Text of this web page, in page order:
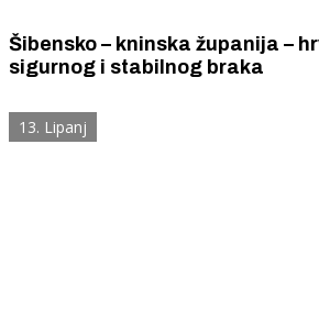
Šibensko – kninska županija –
sigurnog i stabilnog braka
13. Lipanj